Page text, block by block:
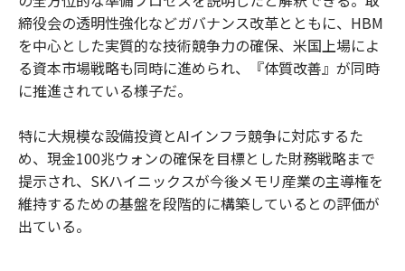
締役会の透明性強化などガバナンス改革とともに、HBM
を中心とした実質的な技術競争力の確保、米国上場によ
る資本市場戦略も同時に進められ、『体質改善』が同時
に推進されている様子だ。
特に大規模な設備投資とAIインフラ競争に対応するた
め、現金100兆ウォンの確保を目標とした財務戦略まで
提示され、SKハイニックスが今後メモリ産業の主導権を
維持するための基盤を段階的に構築しているとの評価が
出ている。